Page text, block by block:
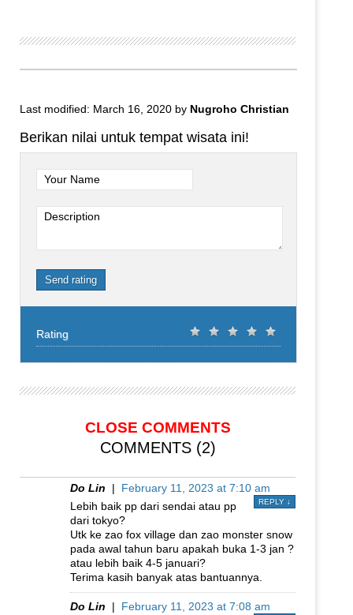
Last modified: March 16, 2020 by Nugroho Christian
Berikan nilai untuk tempat wisata ini!
Your Name
Description
Send rating
Rating
CLOSE COMMENTS
COMMENTS (2)
Do Lin | February 11, 2023 at 7:10 am
REPLY ↓
Lebih baik pp dari sendai atau pp
dari tokyo?
Utk ke zao fox village dan zao monster snow
pada awal tahun baru apakah buka 1-3 jan ?
atau lebih baik 4-5 januari?
Terima kasih banyak atas bantuannya.
Do Lin | February 11, 2023 at 7:08 am